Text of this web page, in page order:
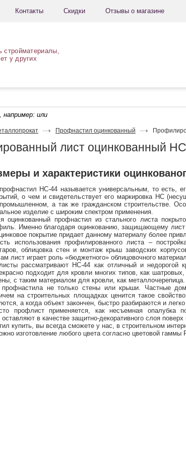
Контакты Скидки Отзывы о магазине
стройматериалы,
у других
например: или
Профнастил оцинкованный
лист оцинкованный
и характеристики
НС-44 называется универсальным, то есть,
о чем и свидетельствует его маркировка НС
а так же гражданском строительстве.
изделие с широким спектром применения.
оцинкованный профнастил из стального листа
Именно благодаря оцинкованию, защищающему лист
покрытие придает данному материалу более
использования профилированного листа –
облицовка стен и монтаж крыш заводских
лист играет роль «бюджетного» облицовочного
рассматривают НС-44 как отличный и недорогой
подходит для кровли многих типов, как
с таким материалом для кровли, как металлочерепица.
профнастила не только стены или крыши. Частные
на строительных площадках ценится такое
а когда объект закончен, быстро разбираются и
профлист применяется, как несъемная
в качестве защитно-декоративного слоя поверх
купить, вы всегда сможете у нас, в строительном
изготовление любого цвета согласно цветовой